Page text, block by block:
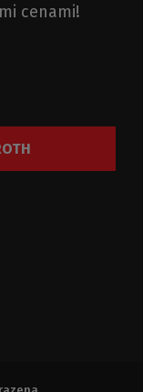
cenami!